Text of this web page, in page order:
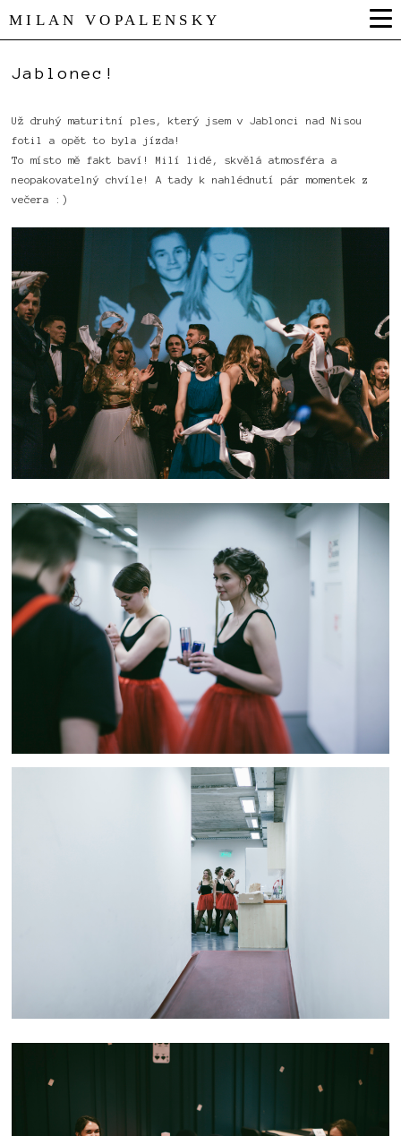
MILAN VOPALENSKY
Jablonec!
Už druhý maturitní ples, který jsem v Jablonci nad Nisou
fotil a opět to byla jízda!
To místo mě fakt baví! Milí lidé, skvělá atmosféra a
neopakovatelný chvíle! A tady k nahlédnutí pár momentek z
večera :)